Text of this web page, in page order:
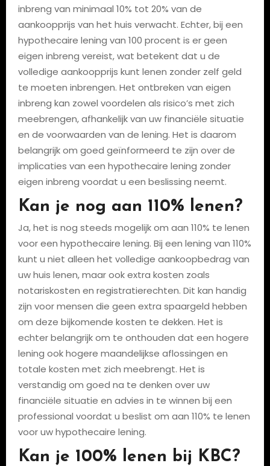
inbreng van minimaal 10% tot 20% van de
aankoopprijs van het huis verwacht. Echter, bij een
hypothecaire lening van 100 procent is er geen
eigen inbreng vereist, wat betekent dat u de
volledige aankoopprijs kunt lenen zonder zelf geld
te moeten inbrengen. Het ontbreken van eigen
inbreng kan zowel voordelen als risico’s met zich
meebrengen, afhankelijk van uw financiële situatie
en de voorwaarden van de lening. Het is daarom
belangrijk om goed geïnformeerd te zijn over de
implicaties van een hypothecaire lening zonder
eigen inbreng voordat u een beslissing neemt.
Kan je nog aan 110% lenen?
Ja, het is nog steeds mogelijk om aan 110% te lenen
voor een hypothecaire lening. Bij een lening van 110%
kunt u niet alleen het volledige aankoopbedrag van
uw huis lenen, maar ook extra kosten zoals
notariskosten en registratierechten. Dit kan handig
zijn voor mensen die geen extra spaargeld hebben
om deze bijkomende kosten te dekken. Het is
echter belangrijk om te onthouden dat een hogere
lening ook hogere maandelijkse aflossingen en
totale kosten met zich meebrengt. Het is
verstandig om goed na te denken over uw
financiële situatie en advies in te winnen bij een
professional voordat u beslist om aan 110% te lenen
voor uw hypothecaire lening.
Kan je 100% lenen bij KBC?